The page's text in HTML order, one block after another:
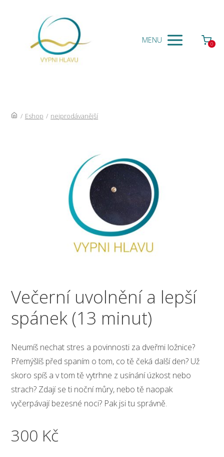
MENU 0
/ Eshop / nejprodávanější
Večerní uvolnění a lepší
spánek (13 minut)
Neumíš nechat stres a povinnosti za dveřmi ložnice?
Přemýšlíš před spaním o tom, co tě čeká další den? Už
skoro spíš a v tom tě vytrhne z usínání úzkost nebo
strach? Zdají se ti noční můry, nebo tě naopak
vyčerpávají bezesné noci? Pak jsi tu správně.
300 Kč